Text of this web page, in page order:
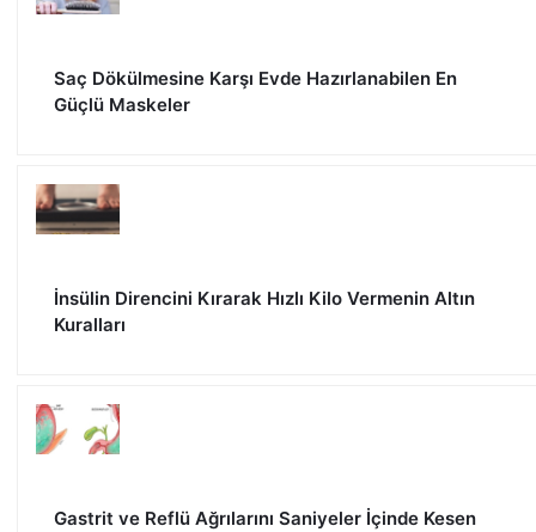
Saç Dökülmesine Karşı Evde Hazırlanabilen En
Güçlü Maskeler
İnsülin Direncini Kırarak Hızlı Kilo Vermenin Altın
Kuralları
Gastrit ve Reflü Ağrılarını Saniyeler İçinde Kesen